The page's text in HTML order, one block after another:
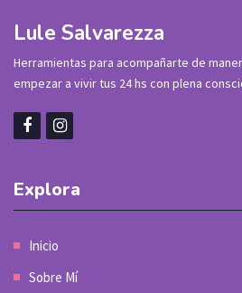
Lule Salvarezza
Herramientas para acompañarte de
empezar a vivir tus 24 hs con plena
Explora
Inicio
Sobre Mí